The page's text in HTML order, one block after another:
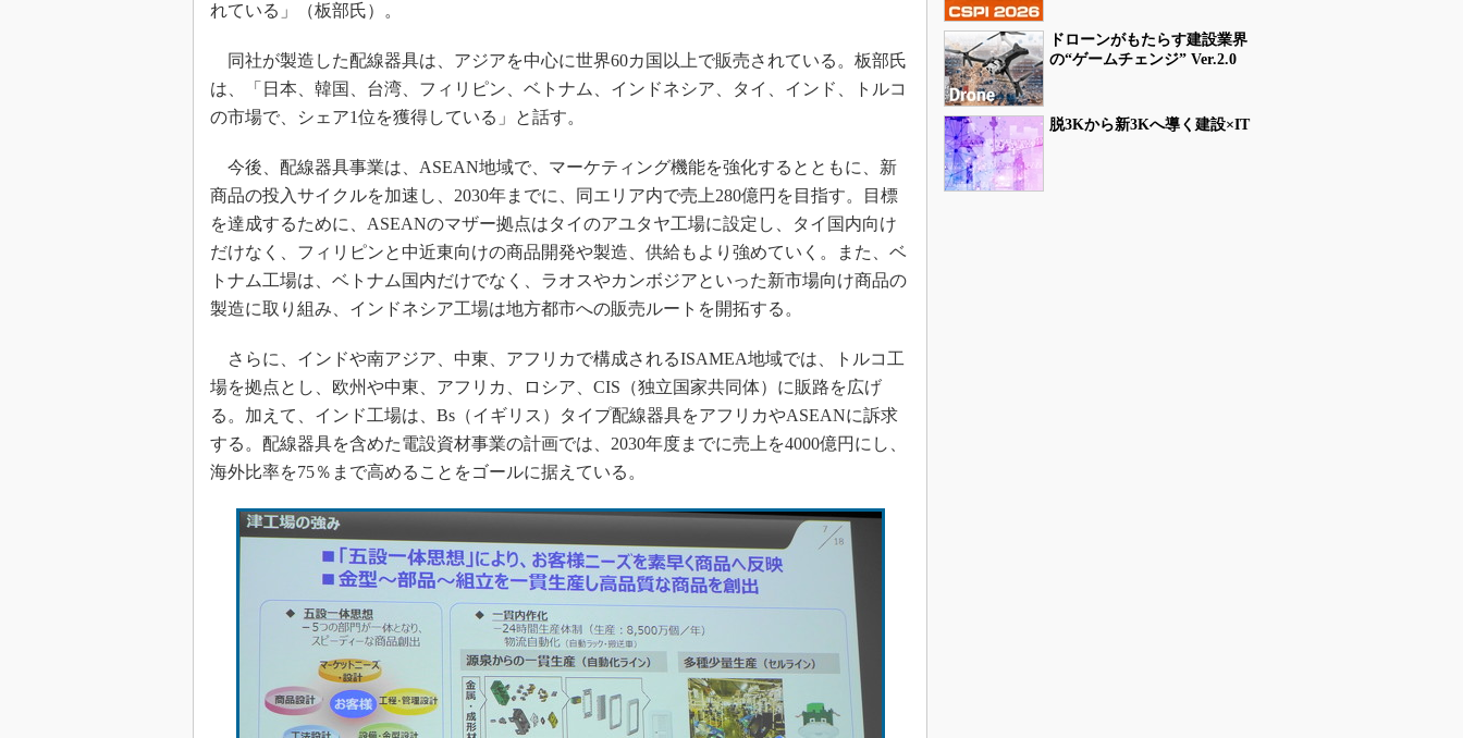
れている」（板部氏）。
同社が製造した配線器具は、アジアを中心に世界60カ国以上で販売されている。板部氏
は、「日本、韓国、台湾、フィリピン、ベトナム、インドネシア、タイ、インド、トルコ
の市場で、シェア1位を獲得している」と話す。
今後、配線器具事業は、ASEAN地域で、マーケティング機能を強化するとともに、新
商品の投入サイクルを加速し、2030年までに、同エリア内で売上280億円を目指す。目標
を達成するために、ASEANのマザー拠点はタイのアユタヤ工場に設定し、タイ国内向け
だけなく、フィリピンと中近東向けの商品開発や製造、供給もより強めていく。また、ベ
トナム工場は、ベトナム国内だけでなく、ラオスやカンボジアといった新市場向け商品の
製造に取り組み、インドネシア工場は地方都市への販売ルートを開拓する。
さらに、インドや南アジア、中東、アフリカで構成されるISAMEA地域では、トルコ工
場を拠点とし、欧州や中東、アフリカ、ロシア、CIS（独立国家共同体）に販路を広げ
る。加えて、インド工場は、Bs（イギリス）タイプ配線器具をアフリカやASEANに訴求
する。配線器具を含めた電設資材事業の計画では、2030年度までに売上を4000億円にし、
海外比率を75％まで高めることをゴールに据えている。
ドローンがもたらす建設業界
の“ゲームチェンジ” Ver.2.0
脱3Kから新3Kへ導く建設×IT